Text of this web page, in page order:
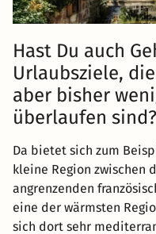
Hast Du auch
Urlaubsziele,
aber bisher
überlaufen sind?
Da bietet sich zum
kleine Region zwischen
angrenzenden
eine der wärmsten
sich dort sehr